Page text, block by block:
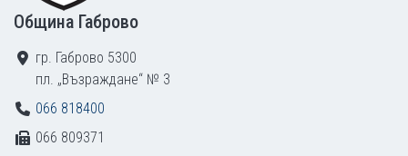
Община Габрово
гр. Габрово 5300
пл. „Възраждане“ № 3
066 818400
066 809371